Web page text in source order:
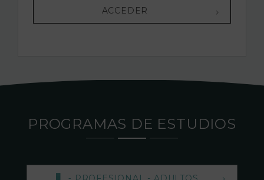
ACCEDER
PROGRAMAS DE ESTUDIOS